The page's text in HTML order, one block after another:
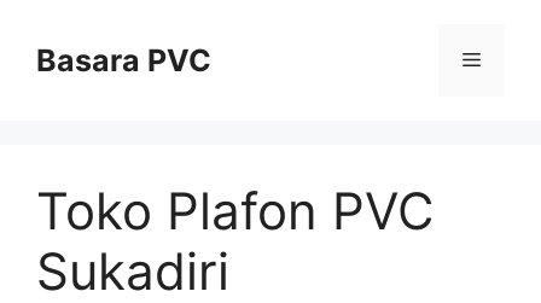
contentBasara PVC Menu
Toko Plafon PVC
Sukadiri